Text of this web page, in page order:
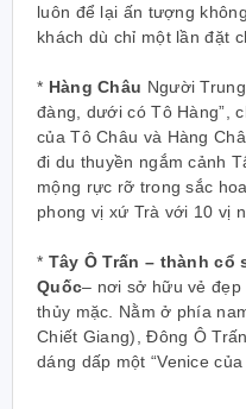
luôn để lại ấn tượng
khách dù chỉ một lần đặt
* Hàng Châu Người
đàng, dưới có Tô Hàng”,
của Tô Châu và Hàng
đi du thuyền ngắm cảnh
mộng rực rỡ trong sắc
phong vị xứ Trà với 10 vị
* Tây Ô Trấn – thành
Quốc– nơi sở hữu vẻ
thủy mặc. Nằm ở phía
Chiết Giang), Đông Ô
dáng dấp một “Venice của